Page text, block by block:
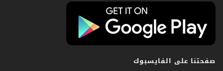
صفحتنا على الفايسبوك